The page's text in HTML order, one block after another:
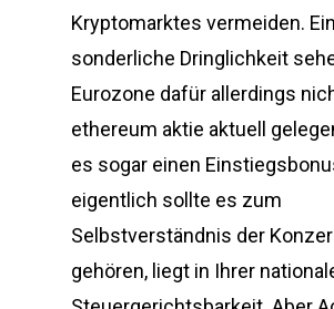
Kryptomarktes vermeiden.
sonderliche Dringlichkeit
Eurozone dafür allerdings
ethereum aktie aktuell
es sogar einen
eigentlich sollte es zum
Selbstverständnis der
gehören, liegt in Ihrer